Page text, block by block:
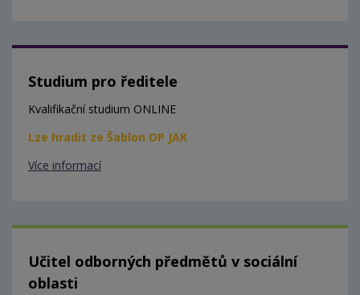
Studium pro ředitele
Kvalifikační studium ONLINE
Lze hradit ze Šablon OP JAK
Více informací
Učitel odborných předmětů v sociální
oblasti